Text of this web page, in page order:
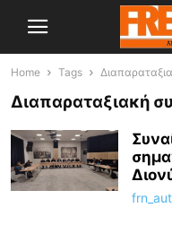
Home Tags
Διαπαραταξιακή